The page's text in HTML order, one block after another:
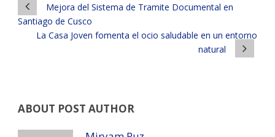
Mejora del Sistema de Tramite Documental en
Santiago de Cusco
La Casa Joven fomenta el ocio saludable en un entorno
natural
ABOUT POST AUTHOR